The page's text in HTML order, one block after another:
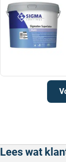
Lees wat